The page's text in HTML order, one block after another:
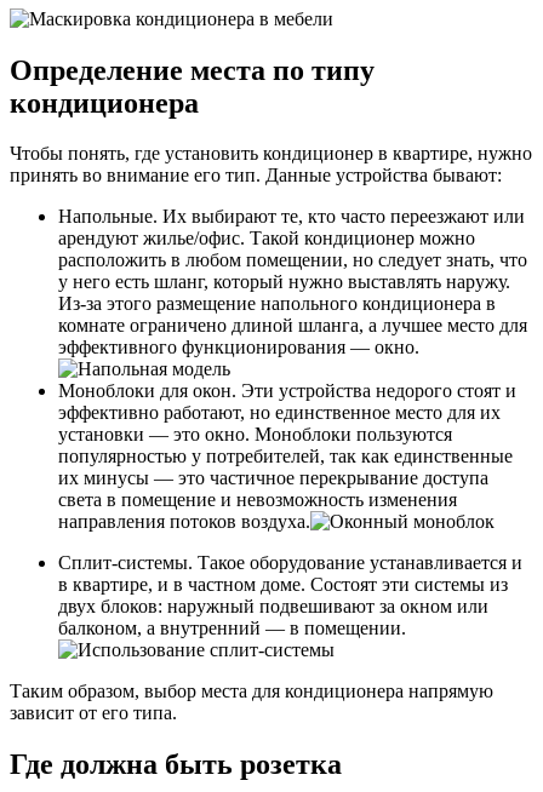
Определение места по типу
кондиционера
Чтобы понять, где установить кондиционер в квартире, нужно
принять во внимание его тип. Данные устройства бывают:
Напольные. Их выбирают те, кто часто переезжают или
арендуют жилье/офис. Такой кондиционер можно
расположить в любом помещении, но следует знать, что
у него есть шланг, который нужно выставлять наружу.
Из-за этого размещение напольного кондиционера в
комнате ограничено длиной шланга, а лучшее место для
эффективного функционирования — окно.
Моноблоки для окон. Эти устройства недорого стоят и
эффективно работают, но единственное место для их
установки — это окно. Моноблоки пользуются
популярностью у потребителей, так как единственные
их минусы — это частичное перекрывание доступа
света в помещение и невозможность изменения
направления потоков воздуха.
Сплит-системы. Такое оборудование устанавливается и
в квартире, и в частном доме. Состоят эти системы из
двух блоков: наружный подвешивают за окном или
балконом, а внутренний — в помещении.
Таким образом, выбор места для кондиционера напрямую
зависит от его типа.
Где должна быть розетка